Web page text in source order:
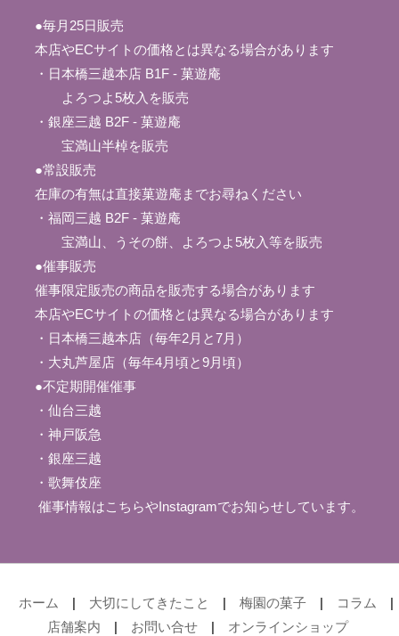
●毎月25日販売
本店やECサイトの価格とは異なる場合があります
・日本橋三越本店 B1F - 菓遊庵
よろつよ5枚入を販売
・銀座三越 B2F - 菓遊庵
宝満山半棹を販売
●常設販売
在庫の有無は直接菓遊庵までお尋ねください
・福岡三越 B2F - 菓遊庵
宝満山、うその餅、よろつよ5枚入等を販売
●催事販売
催事限定販売の商品を販売する場合があります
本店やECサイトの価格とは異なる場合があります
・日本橋三越本店（毎年2月と7月）
・大丸芦屋店（毎年4月頃と9月頃）
●不定期開催催事
・仙台三越
・神戸阪急
・銀座三越
・歌舞伎座
催事情報はこちらやInstagramでお知らせしています。
ホーム | 大切にしてきたこと | 梅園の菓子 | コラム
|
店舗案内
| お問い合せ | オンラインショップ